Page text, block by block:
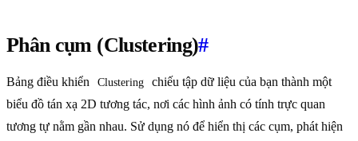
Phân cụm (Clustering)#
Bảng điều khiển Clustering
chiếu tập dữ liệu của bạn thành một
biểu đồ tán xạ 2D tương tác, nơi các hình ảnh có tính trực quan
tương tự nằm gần nhau. Sử dụng nó để hiển thị các cụm, phát hiện